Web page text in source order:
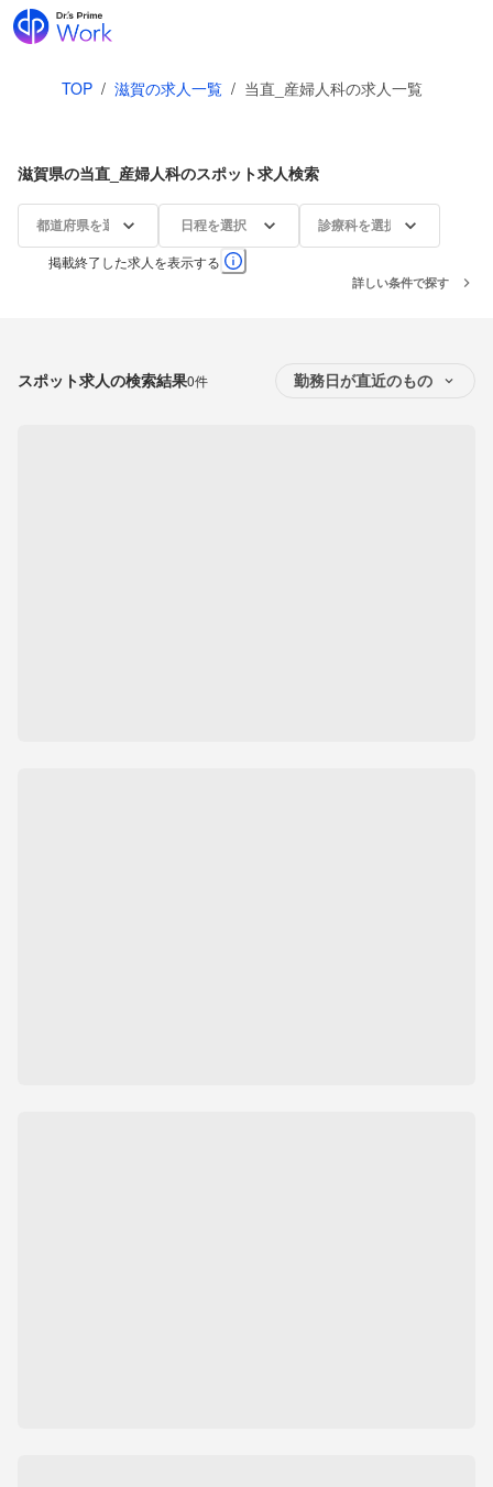
TOP / 滋賀の求人一覧 / 当直_産婦人科の求人一覧
滋賀県の当直_産婦人科のスポット求人検索
都道府県を選択 日程を選択 診療科を選択
掲載終了した求人を表示する
詳しい条件で探す
スポット求人の検索結果0件 勤務日が直近のもの